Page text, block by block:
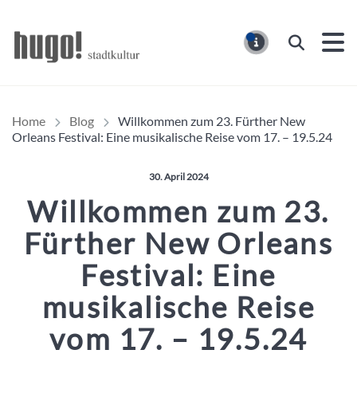
Suchen
Home Blog
Willkommen zum 23. Fürther New
Orleans Festival: Eine musikalische Reise vom 17. – 19.5.24
Veröffentlicht am:
30. April 2024
Willkommen zum 23.
Fürther New Orleans
Festival: Eine
musikalische Reise
vom 17. – 19.5.24